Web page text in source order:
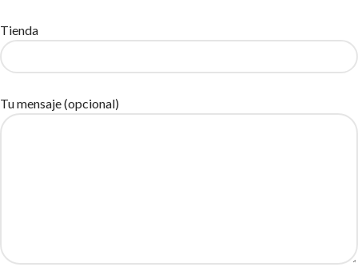
Tienda
Tu mensaje (opcional)